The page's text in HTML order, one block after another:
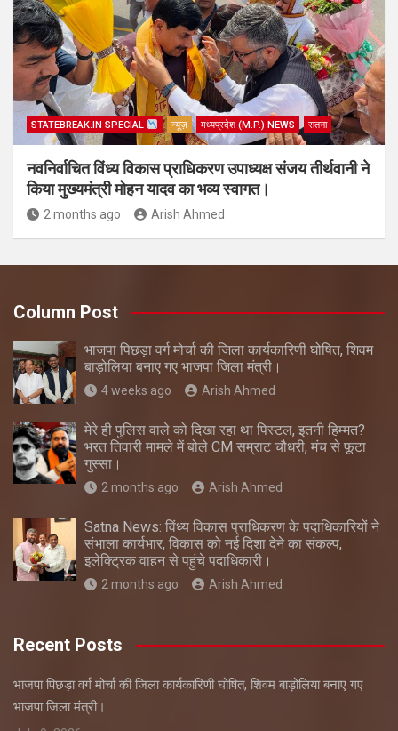
STATEBREAK.IN SPECIAL न्यूज़ मध्यप्रदेश (M.P.) NEWS सतना
नवनिर्वाचित विंध्य विकास प्राधिकरण उपाध्यक्ष संजय तीर्थवानी ने
किया मुख्यमंत्री मोहन यादव का भव्य स्वागत।
2 months ago Arish Ahmed
Column Post
भाजपा पिछड़ा वर्ग मोर्चा की जिला कार्यकारिणी घोषित, शिवम
बाड़ोलिया बनाए गए भाजपा जिला मंत्री।
4 weeks ago Arish Ahmed
मेरे ही पुलिस वाले को दिखा रहा था पिस्टल, इतनी हिम्मत?
भरत तिवारी मामले में बोले CM सम्राट चौधरी, मंच से फूटा
गुस्सा।
2 months ago Arish Ahmed
Satna News: विंध्य विकास प्राधिकरण के पदाधिकारियों ने
संभाला कार्यभार, विकास को नई दिशा देने का संकल्प,
इलेक्ट्रिक वाहन से पहुंचे पदाधिकारी।
2 months ago Arish Ahmed
Recent Posts
भाजपा पिछड़ा वर्ग मोर्चा की जिला कार्यकारिणी घोषित, शिवम बाड़ोलिया बनाए गए
भाजपा जिला मंत्री।